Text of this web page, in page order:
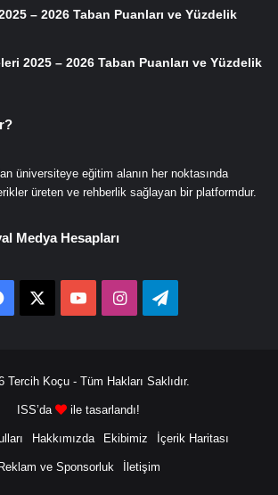
– 2026 Taban Puanları ve Yüzdelik
2025 – 2026 Taban Puanları ve Yüzdelik
üniversiteye eğitim alanın her noktasında
üreten ve rehberlik sağlayan bir platformdur.
Medya Hesapları
Facebook YouTubeInstagramTelegram
Tercih Koçu - Tüm Hakları Saklıdır.
ISS’da ile tasarlandı!
Hakkımızda Ekibimiz İçerik Haritası
ve Sponsorluk İletişim